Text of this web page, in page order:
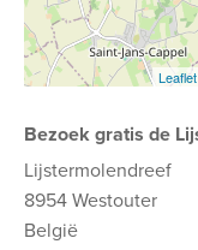
Leaflet
Bezoek gratis de
Lijstermolendreef
8954 Westouter
België